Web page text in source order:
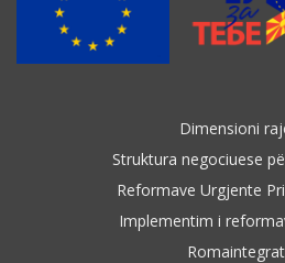
Dimensioni
Struktura negociuese
Reformave Urgjente
Implementim i